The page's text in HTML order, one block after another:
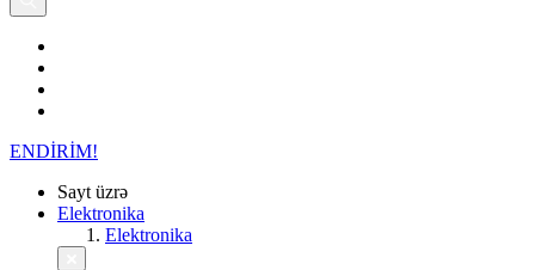
ENDİRİM!
Sayt üzrə
Elektronika
Elektronika